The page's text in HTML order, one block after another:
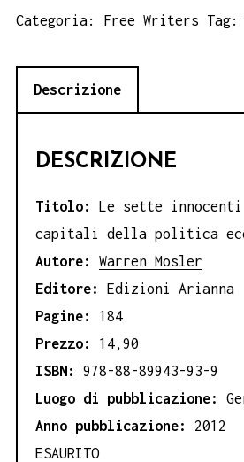
innocenti
capitali
della
economica
Warren
Mosler
quantità
Categoria: Free Writers Tag:
Descrizione
DESCRIZIONE
Titolo: Le sette
capitali della politica
Autore: Warren Mosler
Editore: Edizioni Arianna
Pagine: 184
Prezzo: 14,90
ISBN: 978-88-89943-93-9
Luogo di pubblicazione:
Anno pubblicazione: 2012
ESAURITO